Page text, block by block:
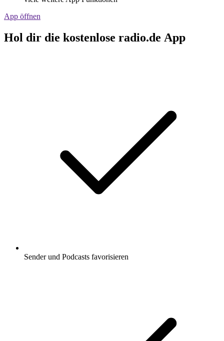
App öffnen
Hol dir die kostenlose radio.de App
Sender und Podcasts favorisieren